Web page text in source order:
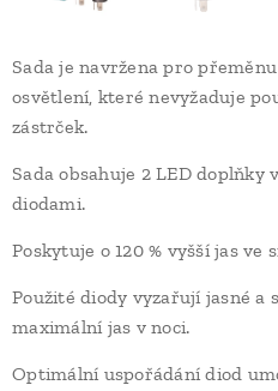
Sada je navržena pro
osvětlení, které nevyžaduje
zástrček.
Sada obsahuje 2 LED doplňky
diodami.
Poskytuje o 120 % vyšší jas
Použité diody vyzařují jasné a
maximální jas v noci.
Optimální uspořádání diod